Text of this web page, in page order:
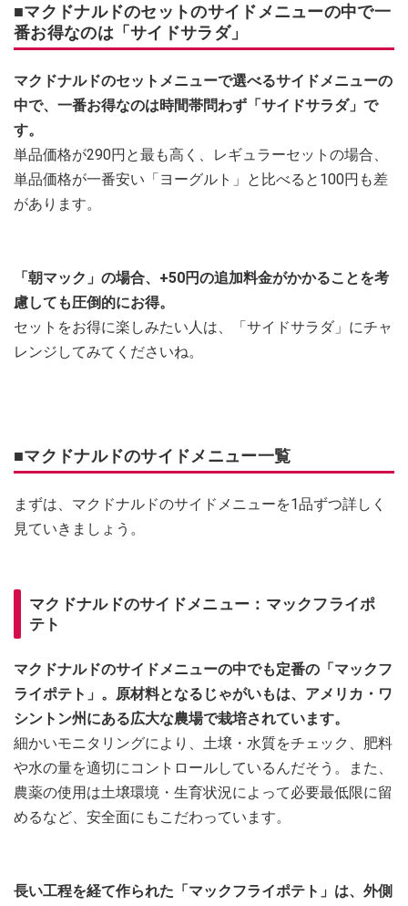
■マクドナルドのセットのサイドメニューの中で一
番お得なのは「サイドサラダ」
マクドナルドのセットメニューで選べるサイドメニューの
中で、一番お得なのは時間帯問わず「サイドサラダ」で
す。
単品価格が290円と最も高く、レギュラーセットの場合、
単品価格が一番安い「ヨーグルト」と比べると100円も差
があります。
「朝マック」の場合、+50円の追加料金がかかることを考
慮しても圧倒的にお得。
セットをお得に楽しみたい人は、「サイドサラダ」にチャ
レンジしてみてくださいね。
■マクドナルドのサイドメニュー一覧
まずは、マクドナルドのサイドメニューを1品ずつ詳しく
見ていきましょう。
マクドナルドのサイドメニュー：マックフライポ
テト
マクドナルドのサイドメニューの中でも定番の「マックフ
ライポテト」。原材料となるじゃがいもは、アメリカ・ワ
シントン州にある広大な農場で栽培されています。
細かいモニタリングにより、土壌・水質をチェック、肥料
や水の量を適切にコントロールしているんだそう。また、
農薬の使用は土壌環境・生育状況によって必要最低限に留
めるなど、安全面にもこだわっています。
長い工程を経て作られた「マックフライポテト」は、外側